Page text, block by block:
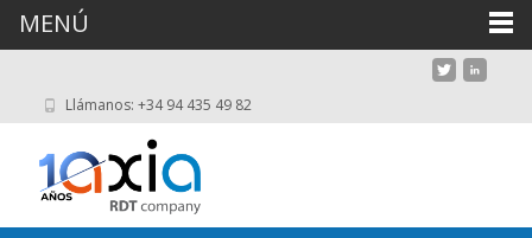
Llámanos: +34 94 435 49 82
MENÚ